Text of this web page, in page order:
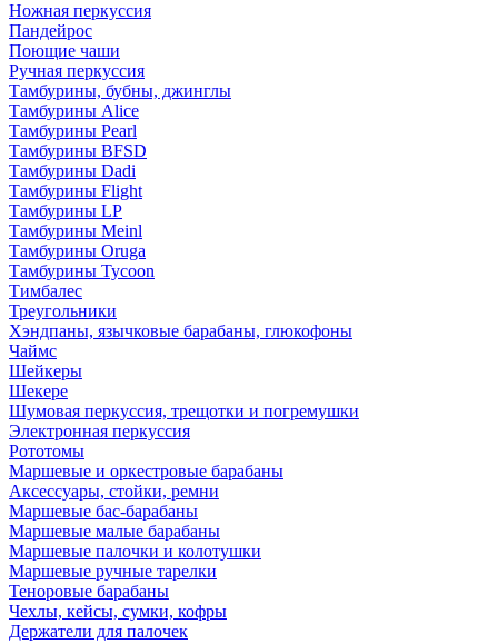
Ножная перкуссия
Пандейрос
Поющие чаши
Ручная перкуссия
Тамбурины, бубны, джинглы
Тамбурины Alice
Тамбурины Pearl
Тамбурины BFSD
Тамбурины Dadi
Тамбурины Flight
Тамбурины LP
Тамбурины Meinl
Тамбурины Oruga
Тамбурины Tycoon
Тимбалес
Треугольники
Хэндпаны, язычковые барабаны, глюкофоны
Чаймс
Шейкеры
Шекере
Шумовая перкуссия, трещотки и погремушки
Электронная перкуссия
Рототомы
Маршевые и оркестровые барабаны
Аксессуары, стойки, ремни
Маршевые бас-барабаны
Маршевые малые барабаны
Маршевые палочки и колотушки
Маршевые ручные тарелки
Теноровые барабаны
Чехлы, кейсы, сумки, кофры
Держатели для палочек